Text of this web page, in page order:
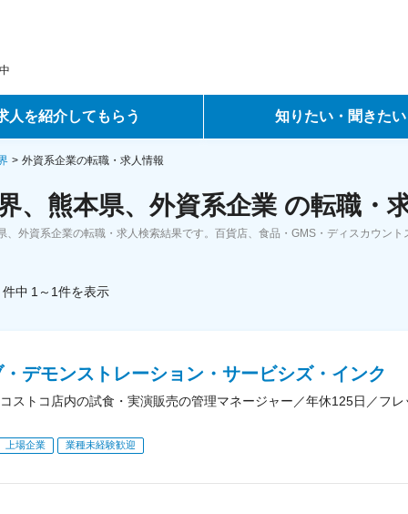
人を紹介してもらう
トサービス
ービス
知りたい・聞きたい
データで見る転職
外資系企業の転職・求人情報
、熊本県、外資系企業 の転職・
、外資系企業の転職・求人検索結果です。百貨店、食品・GMS・ディスカウン
件中 1～1件を表示
デモンストレーション・サービシズ・インク
ストコ店内の試食・実演販売の管理マネージャー／年休125日／フ
上場企業 業種未経験歓迎